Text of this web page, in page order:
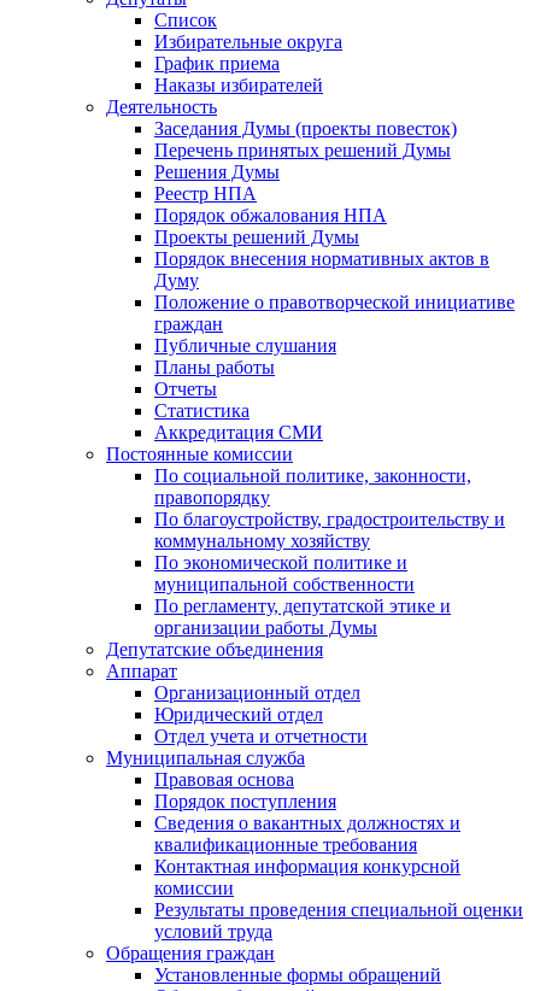
Список
Избирательные округа
График приема
Наказы избирателей
Деятельность
Заседания Думы (проекты повесток)
Перечень принятых решений Думы
Решения Думы
Реестр НПА
Порядок обжалования НПА
Проекты решений Думы
Порядок внесения нормативных актов в
Думу
Положение о правотворческой инициативе
граждан
Публичные слушания
Планы работы
Отчеты
Статистика
Аккредитация СМИ
Постоянные комиссии
По социальной политике, законности,
правопорядку
По благоустройству, градостроительству и
коммунальному хозяйству
По экономической политике и
муниципальной собственности
По регламенту, депутатской этике и
организации работы Думы
Депутатские объединения
Аппарат
Организационный отдел
Юридический отдел
Отдел учета и отчетности
Муниципальная служба
Правовая основа
Порядок поступления
Сведения о вакантных должностях и
квалификационные требования
Контактная информация конкурсной
комиссии
Результаты проведения специальной оценки
условий труда
Обращения граждан
Установленные формы обращений